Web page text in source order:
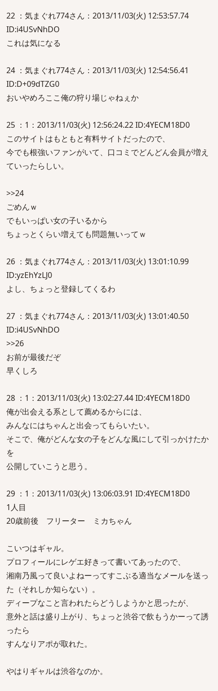
22 ：気まぐれ774さん：2013/11/03(火) 12:53:57.74
ID:i4USvNhDO
これは気になる
24 ：気まぐれ774さん：2013/11/03(火) 12:54:56.41
ID:D+09dTZG0
おいやめろここ俺の狩り場じゃねぇか
25 ：1：2013/11/03(火) 12:56:24.22 ID:4YECM18D0
このサイトはもともと有料サイトだったので、
今でも根強いファンがいて、口コミでどんどん会員が増え
ていったらしい。
>>24
ごめんｗ
でもいっぱい女の子いるから
ちょっとくらい増えても問題無いってｗ
26 ：気まぐれ774さん：2013/11/03(火) 13:01:10.99
ID:yzEhYzLJ0
よし、ちょっと登録してくるわ
27 ：気まぐれ774さん：2013/11/03(火) 13:01:40.50
ID:i4USvNhDO
>>26
お前が最後だぞ
早くしろ
28 ：1：2013/11/03(火) 13:02:27.44 ID:4YECM18D0
俺が出会える系として薦めるからには、
みんなにはちゃんと出会ってもらいたい。
そこで、俺がどんな女の子をどんな風にして引っかけたか
を
公開していこうと思う。
29 ：1：2013/11/03(火) 13:06:03.91 ID:4YECM18D0
1人目
20歳前後 フリーター ミカちゃん
こいつはギャル。
プロフィールにレゲエ好きって書いてあったので、
湘南乃風って良いよねーってすこぶる適当なメールを送っ
た（それしか知らない）。
ディープなこと言われたらどうしようかと思ったが、
意外と話は盛り上がり、ちょっと渋谷で飲もうかーって誘
ったら
すんなりアポが取れた。
やはりギャルは渋谷なのか。